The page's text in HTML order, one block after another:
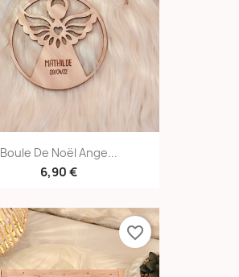
Boule De Noël Ange...
6,90 €
favorite_border